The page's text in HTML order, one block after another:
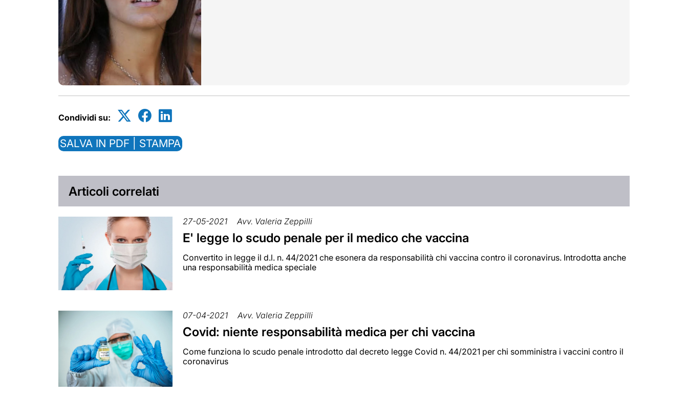
Condividi su:
SALVA IN PDF | STAMPA
Articoli correlati
27-05-2021 Avv. Valeria Zeppilli
E' legge lo scudo penale per il medico che vaccina
Convertito in legge il d.l. n. 44/2021 che esonera da responsabilità chi vaccina contro il coronavirus. Introdotta anche
una responsabilità medica speciale
07-04-2021 Avv. Valeria Zeppilli
Covid: niente responsabilità medica per chi vaccina
Come funziona lo scudo penale introdotto dal decreto legge Covid n. 44/2021 per chi somministra i vaccini contro il
coronavirus